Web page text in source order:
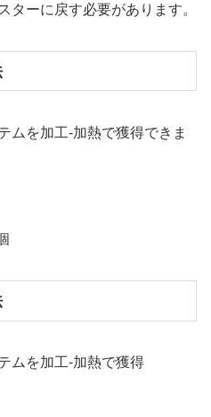
ターに戻す必要があります。
ムを加工‐加熱で獲得できま
ムを加工‐加熱で獲得